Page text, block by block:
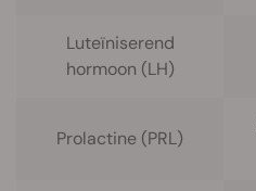
Luteïniserend
hormoon (LH)
Prolactine (PRL)